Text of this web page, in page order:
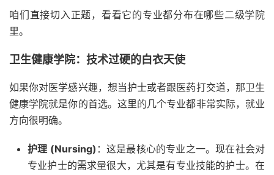
咱们直接切入正题，看看它的专业都分布在哪些二级学院
里。
卫生健康学院：技术过硬的白衣天使
如果你对医学感兴趣，想当护士或者跟医药打交道，那卫生
健康学院就是你的首选。这里的几个专业都非常实际，就业
方向很明确。
护理 (Nursing) ：这是最核心的专业之一。现在社会对
专业护士的需求量很大，尤其是有专业技能的护士。在